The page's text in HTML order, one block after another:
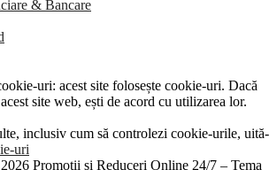
& Bancare
uri: acest site folosește cookie-uri. Dacă
site web, ești de acord cu utilizarea lor.
inclusiv cum să controlezi cookie-urile, uită-
uri
Promoții și Reduceri Online 24/7 – Tema